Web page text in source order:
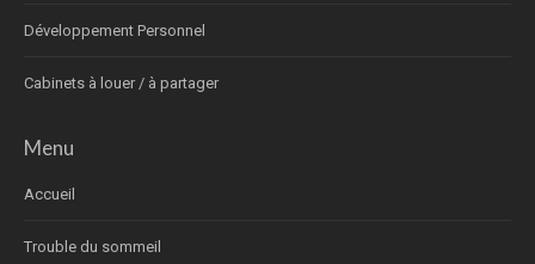
Développement Personnel
Cabinets à louer / à partager
Menu
Accueil
Trouble du sommeil